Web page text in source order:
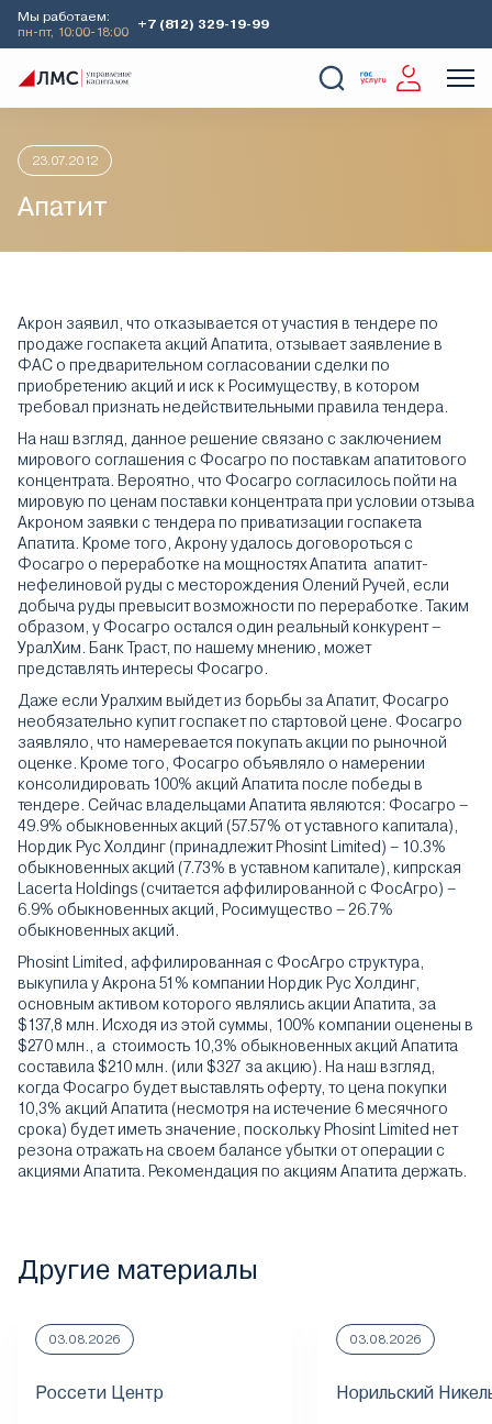
Мы работаем:
пн-пт, 10:00-18:00
+7 (812) 329-19-99
Главная Аналитика
23.07.2012
Апатит
Акрон заявил, что отказывается от участия в тендере по
продаже госпакета акций Апатита, отзывает заявление в
ФАС о предварительном согласовании сделки по
приобретению акций и иск к Росимуществу, в котором
требовал признать недействительными правила тендера.
На наш взгляд, данное решение связано с заключением
мирового соглашения с Фосагро по поставкам апатитового
концентрата. Вероятно, что Фосагро согласилось пойти на
мировую по ценам поставки концентрата при условии отзыва
Акроном заявки с тендера по приватизации госпакета
Апатита. Кроме того, Акрону удалось договороться с
Фосагро о переработке на мощностях Апатита апатит-
нефелиновой руды с месторождения Олений Ручей, если
добыча руды превысит возможности по переработке. Таким
образом, у Фосагро остался один реальный конкурент –
УралХим. Банк Траст, по нашему мнению, может
представлять интересы Фосагро.
Даже если Уралхим выйдет из борьбы за Апатит, Фосагро
необязательно купит госпакет по стартовой цене. Фосагро
заявляло, что намеревается покупать акции по рыночной
оценке. Кроме того, Фосагро объявляло о намерении
консолидировать 100% акций Апатита после победы в
тендере. Сейчас владельцами Апатита являются: Фосагро –
49.9% обыкновенных акций (57.57% от уставного капитала),
Нордик Рус Холдинг (принадлежит Phosint Limited) – 10.3%
обыкновенных акций (7.73% в уставном капитале), кипрская
Lacerta Holdings (считается аффилированной с ФосАгро) –
6.9% обыкновенных акций, Росимущество – 26.7%
обыкновенных акций.
Phosint Limited, аффилированная с ФосАгро структура,
выкупила у Акрона 51% компании Нордик Рус Холдинг,
основным активом которого являлись акции Апатита, за
$137,8 млн. Исходя из этой суммы, 100% компании оценены в
$270 млн., а стоимость 10,3% обыкновенных акций Апатита
составила $210 млн. (или $327 за акцию). На наш взгляд,
когда Фосагро будет выставлять оферту, то цена покупки
10,3% акций Апатита (несмотря на истечение 6 месячного
срока) будет иметь значение, поскольку Phosint Limited нет
резона отражать на своем балансе убытки от операции с
акциями Апатита. Рекомендация по акциям Апатита держать.
Другие материалы
03.08.2026
Россети Центр
03.08.2026
Норильский